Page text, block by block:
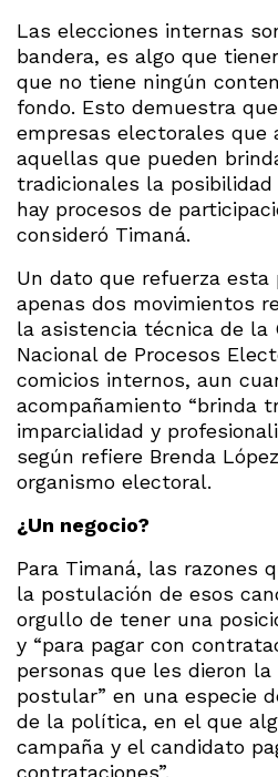
Las elecciones internas
bandera, es algo que
que no tiene ningún
fondo. Esto demuestra
empresas electorales que
aquellas que pueden
tradicionales la
hay procesos de
consideró Timaná.
Un dato que refuerza esta
apenas dos movimientos
la asistencia técnica de la
Nacional de Procesos
comicios internos, aun
acompañamiento “brinda
imparcialidad y
según refiere Brenda
organismo electoral.
¿Un negocio?
Para Timaná, las razones
la postulación de esos
orgullo de tener una
y “para pagar con
personas que les dieron
postular” en una especie
de la política, en el que
campaña y el candidato
contrataciones”.